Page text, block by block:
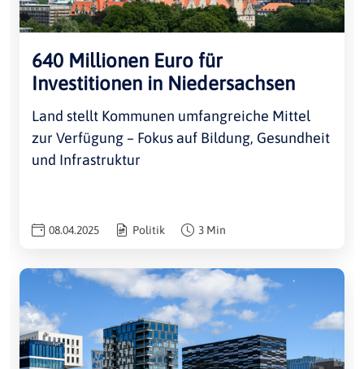
640 Millionen Euro für
Investitionen in Niedersachsen
Land stellt Kommunen umfangreiche Mittel
zur Verfügung – Fokus auf Bildung, Gesundheit
und Infrastruktur
08.04.2025 Politik 3 Min